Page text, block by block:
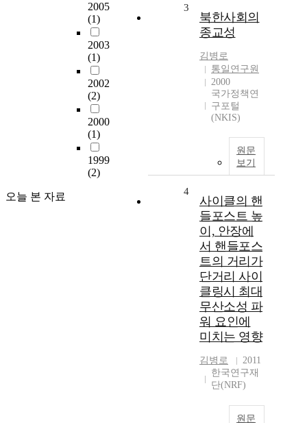
2005
(1)
2003
(1)
2002
(2)
2000
(1)
1999
(2)
오늘 본 자료
3
북한사회의
종교성
김병로
통일연구원
2000
국가정책연
구포털
(NKIS)
원문
보기
4
사이클의 핸
들포스트 높
이, 안장에
서 핸들포스
트의 거리가
단거리 사이
클링시 최대
무산소성 파
워 요인에
미치는 영향
김병로
2011
한국연구재
단(NRF)
원문